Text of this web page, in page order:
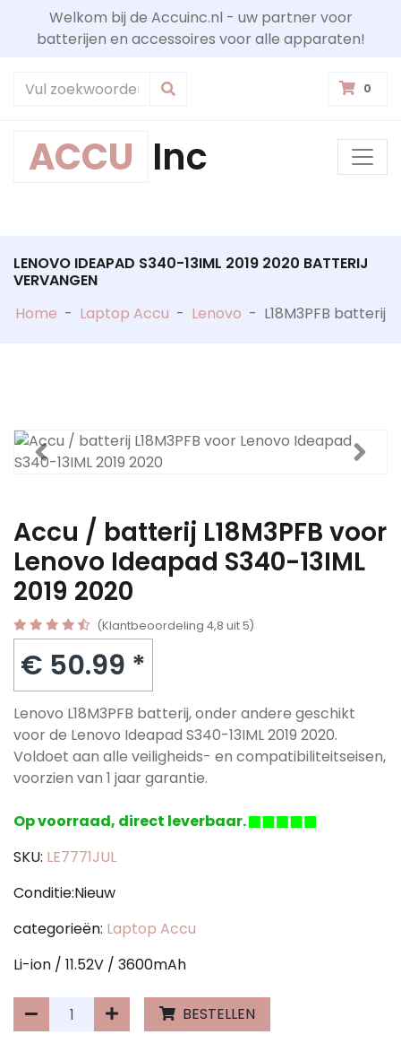
Welkom bij de Accuinc.nl - uw partner voor
batterijen en accessoires voor alle apparaten!
0
ACCU Inc
LENOVO IDEAPAD S340-13IML 2019 2020 BATTERIJ
VERVANGEN
Home - Laptop Accu - Lenovo - L18M3PFB batterij
Accu / batterij L18M3PFB voor
Lenovo Ideapad S340-13IML
2019 2020
(Klantbeoordeling 4,8 uit 5)
€ 50.99 *
Lenovo L18M3PFB batterij, onder andere geschikt
voor de Lenovo Ideapad S340-13IML 2019 2020.
Voldoet aan alle veiligheids- en compatibiliteitseisen,
voorzien van 1 jaar garantie.
Op voorraad, direct leverbaar.
SKU: LE7771JUL
Conditie:Nieuw
categorieën: Laptop Accu
Li-ion / 11.52V / 3600mAh
BESTELLEN